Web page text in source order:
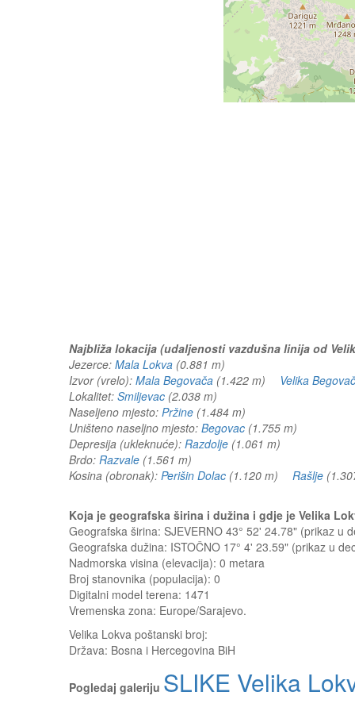
Najbliža lokacija (udaljenosti vazdušna linija od
Jezerce: Mala Lokva (0.881 m)
Izvor (vrelo): Mala Begovača (1.422 m) Velika
Lokalitet: Smiljevac (2.038 m)
Naseljeno mjesto: Pržine (1.484 m)
Uništeno naseljno mjesto: Begovac (1.755 m)
Depresija (ukleknuće): Razdolje (1.061 m)
Brdo: Razvale (1.561 m)
Kosina (obronak): Perišin Dolac (1.120 m) Rašlje
Koja je geografska širina i dužina i gdje je Velika
Geografska širina: SJEVERNO 43° 52' 24.78" (prikaz u
Geografska dužina: ISTOČNO 17° 4' 23.59" (prikaz u
Nadmorska visina (elevacija): 0 metara
Broj stanovnika (populacija): 0
Digitalni model terena: 1471
Vremenska zona: Europe/Sarajevo.
Velika Lokva poštanski broj:
Država: Bosna i Hercegovina BiH
Pogledaj galeriju SLIKE Velika